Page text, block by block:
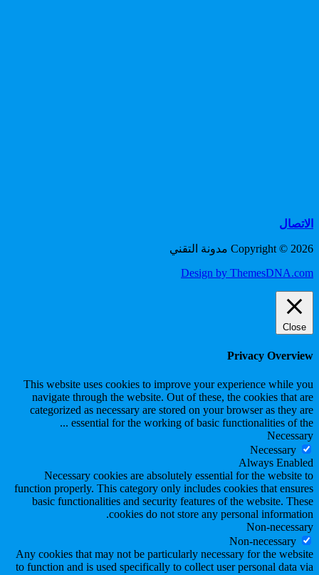
الاتصال
Copyright © 2026 مدونة التقني
Design by ThemesDNA.com
Close
Privacy Overview
This website uses cookies to improve your experience while you
navigate through the website. Out of these, the cookies that are
categorized as necessary are stored on your browser as they are
essential for the working of basic functionalities of the
...
Necessary
Necessary
Always Enabled
Necessary cookies are absolutely essential for the website to
function properly. This category only includes cookies that ensures
basic functionalities and security features of the website. These
cookies do not store any personal information.
Non-necessary
Non-necessary
Any cookies that may not be particularly necessary for the website
to function and is used specifically to collect user personal data via